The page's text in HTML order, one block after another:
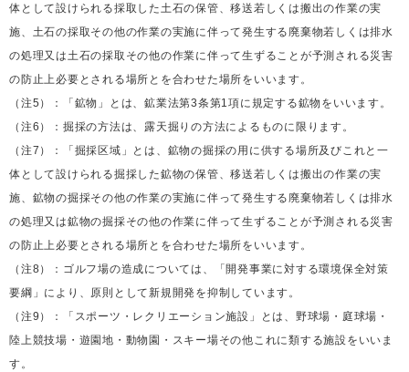
体として設けられる採取した土石の保管、移送若しくは搬出の作業の実
施、土石の採取その他の作業の実施に伴って発生する廃棄物若しくは排水
の処理又は土石の採取その他の作業に伴って生ずることが予測される災害
の防止上必要とされる場所とを合わせた場所をいいます。
（注5）：「鉱物」とは、鉱業法第3条第1項に規定する鉱物をいいます。
（注6）：掘採の方法は、露天掘りの方法によるものに限ります。
（注7）：「掘採区域」とは、鉱物の掘採の用に供する場所及びこれと一
体として設けられる掘採した鉱物の保管、移送若しくは搬出の作業の実
施、鉱物の掘採その他の作業の実施に伴って発生する廃棄物若しくは排水
の処理又は鉱物の掘採その他の作業に伴って生ずることが予測される災害
の防止上必要とされる場所とを合わせた場所をいいます。
（注8）：ゴルフ場の造成については、「開発事業に対する環境保全対策
要綱」により、原則として新規開発を抑制しています。
（注9）：「スポーツ・レクリエーション施設」とは、野球場・庭球場・
陸上競技場・遊園地・動物園・スキー場その他これに類する施設をいいま
す。